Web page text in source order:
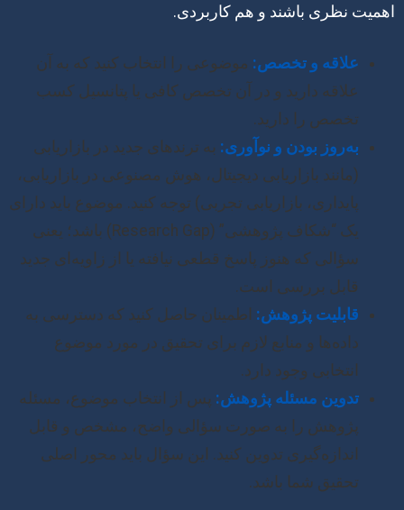
اهمیت نظری باشند و هم کاربردی.
علاقه و تخصص: موضوعی را انتخاب کنید که به آن
علاقه دارید و در آن تخصص کافی یا پتانسیل کسب
تخصص را دارید.
به‌روز بودن و نوآوری: به ترندهای جدید در بازاریابی
(مانند بازاریابی دیجیتال، هوش مصنوعی در بازاریابی،
پایداری، بازاریابی تجربی) توجه کنید. موضوع باید دارای
یک “شکاف پژوهشی” (Research Gap) باشد؛ یعنی
سؤالی که هنوز پاسخ قطعی نیافته یا از زاویه‌ای جدید
قابل بررسی است.
قابلیت پژوهش: اطمینان حاصل کنید که دسترسی به
داده‌ها و منابع لازم برای تحقیق در مورد موضوع
انتخابی وجود دارد.
تدوین مسئله پژوهش: پس از انتخاب موضوع، مسئله
پژوهش را به صورت سؤالی واضح، مشخص و قابل
اندازه‌گیری تدوین کنید. این سؤال باید محور اصلی
تحقیق شما باشد.